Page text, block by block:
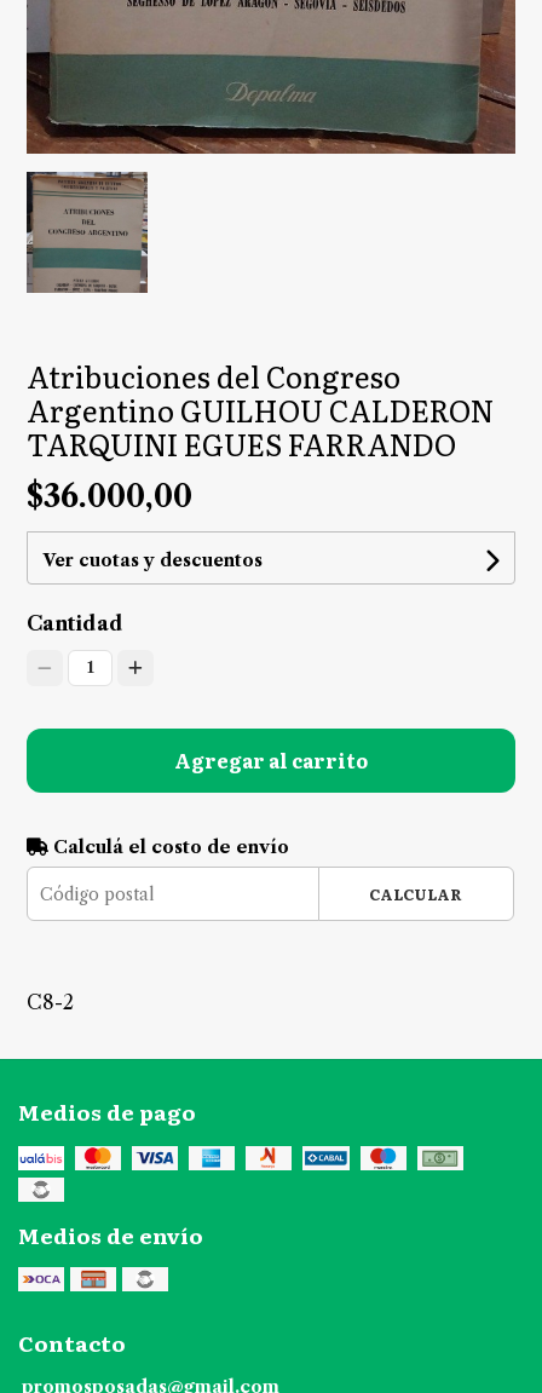
Atribuciones del Congreso
Argentino GUILHOU CALDERON
TARQUINI EGUES FARRANDO
$36.000,00
Ver cuotas y descuentos
Cantidad
1
Agregar al carrito
Calculá el costo de envío
CALCULAR
C8-2
Medios de pago
Medios de envío
Contacto
promosposadas@gmail.com